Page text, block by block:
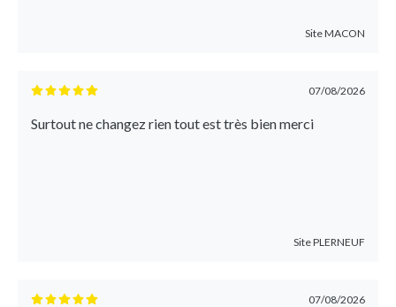
SiteMACON
07/08/2026
Surtout ne changez rien tout est très bien merci
SitePLERNEUF
07/08/2026